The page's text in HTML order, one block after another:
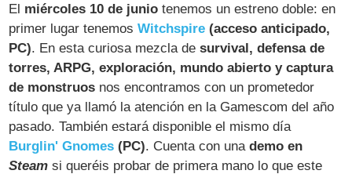
El miércoles 10 de junio tenemos un estreno doble: en
primer lugar tenemosWitchspire (acceso anticipado,
PC). En esta curiosa mezcla desurvival, defensa de
torres, ARPG, exploración, mundo abierto y captura
de monstruos nos encontramos con un prometedor
título que ya llamó la atención en la Gamescom del año
pasado. También estará disponible el mismo día
Burglin' Gnomes (PC). Cuenta con unademo en
Steam si queréis probar de primera mano lo que este